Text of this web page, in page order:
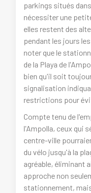
parkings situés
nécessiter une
elles restent des
pendant les jours
noter que le
de la Playa de
bien qu'il soit
signalisation
restrictions pour
Compte tenu de
l'Ampolla, ceux qui
centre-ville
du vélo jusqu'à la
agréable, éliminant
approche non
stationnement,